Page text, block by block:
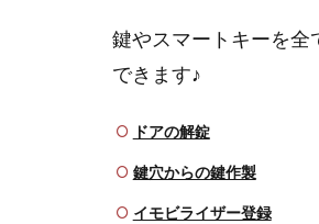
を
出
張
決
2
ご
鍵やスマートキーを全
できます♪
ドアの解錠
鍵穴からの鍵作製
イモビライザー登録